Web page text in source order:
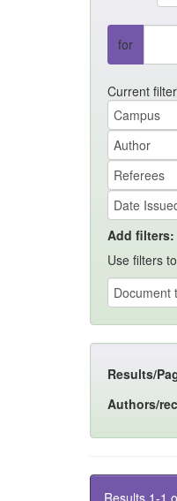
for
Current
Add filters:
Use filters
Results/
Authors/
Results 1-1